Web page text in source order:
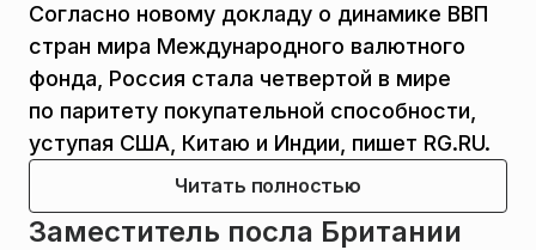
Согласно новому докладу о динамике ВВП
стран мира Международного валютного
фонда, Россия стала четвертой в мире
по паритету покупательной способности,
уступая США, Китаю и Индии, пишет RG.RU.
Читать полностью
Заместитель посла Британии